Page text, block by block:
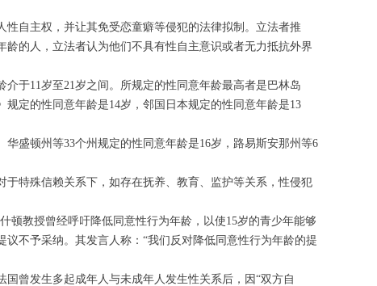
自主权，并让其免受恋童癖等侵犯的法律拟制。立法者推
的人，立法者认为他们不具有性自主意识或者无力抵抗外界
于11岁至21岁之间。所规定的性同意年龄最高者是巴林岛
规定的性同意年龄是14岁，邻国日本规定的性同意年龄是13
盛顿州等33个州规定的性同意年龄是16岁，路易斯安那州等6
特殊信赖关系下，如存在抚养、教育、监护等关系，性侵犯
顿教授曾经呼吁降低同意性行为年龄，以使15岁的青少年能够
不予采纳。其发言人称：“我们反对降低同意性行为年龄的提
曾发生多起成年人与未成年人发生性关系后，因“双方自